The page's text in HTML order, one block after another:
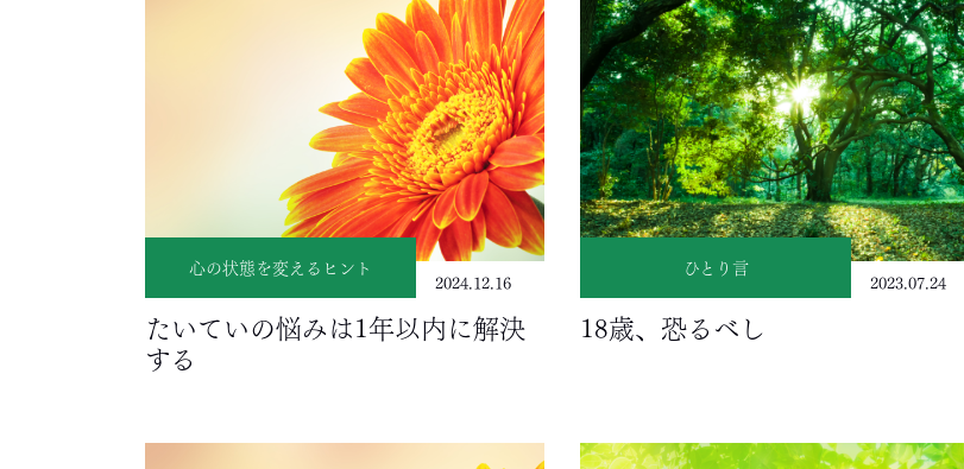
心の状態を変えるヒント
2024.12.16
たいていの悩みは1年以内に解決
する
ひとり言
2023.07.24
18歳、恐るべし